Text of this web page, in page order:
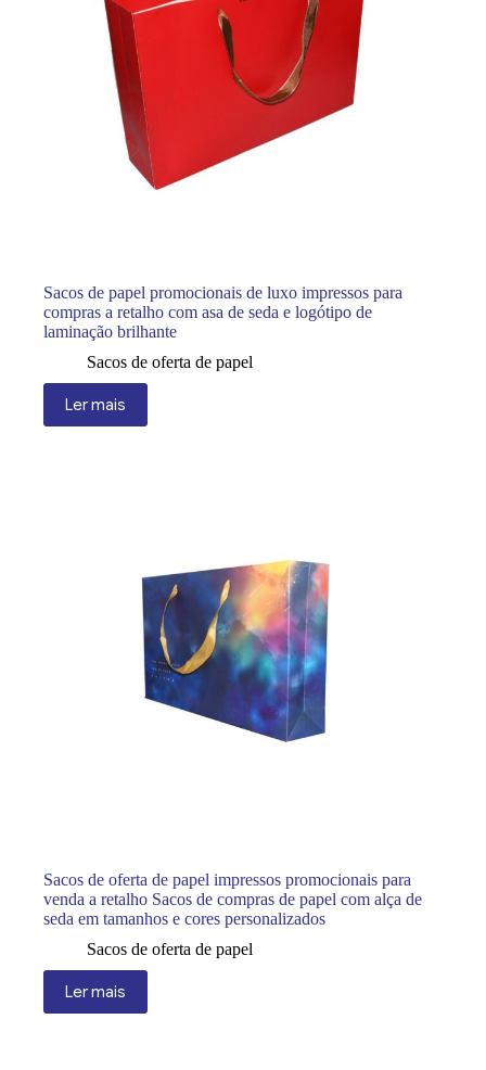
Sacos de papel promocionais de luxo impressos para
compras a retalho com asa de seda e logótipo de
laminação brilhante
Sacos de oferta de papel
Ler mais
Sacos de oferta de papel impressos promocionais para
venda a retalho Sacos de compras de papel com alça de
seda em tamanhos e cores personalizados
Sacos de oferta de papel
Ler mais